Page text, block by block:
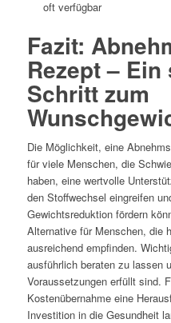
oft verfügbar
Fazit:
Rezept –
Schritt zum
Die Möglichkeit, eine
für viele Menschen, die
haben, eine wertvolle
den Stoffwechsel eingreifen
Gewichtsreduktion fördern
Alternative für Menschen, die
ausreichend empfinden.
ausführlich beraten zu lassen
Voraussetzungen erfüllt sind.
Kostenübernahme eine
Investition in die Gesundheit